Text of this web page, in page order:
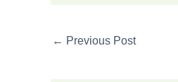
← Previous Post